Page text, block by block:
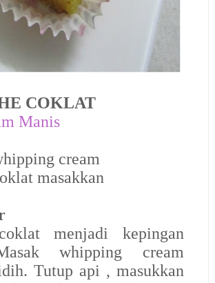
COKLAT
Manis
cream
masakkan
menjadi kepingan
whipping cream
Tutup api , masukkan